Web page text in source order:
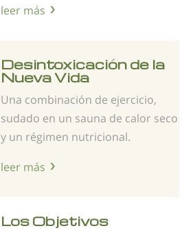
leer más
Desintoxicación de la
Nueva Vida
Una combinación de ejercicio,
sudado en un sauna de calor seco
y un régimen nutricional.
leer más
Los Objetivos